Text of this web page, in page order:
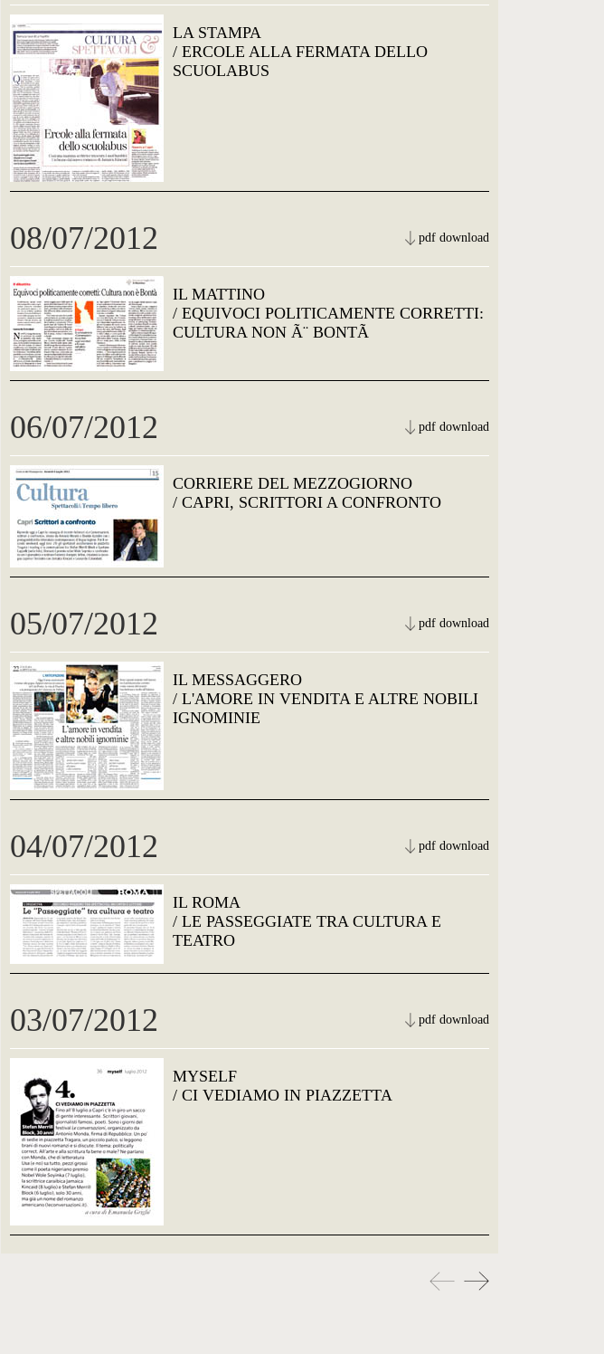
LA STAMPA
/ ERCOLE ALLA FERMATA DELLO
SCUOLABUS
08/07/2012 pdf download
IL MATTINO
/ EQUIVOCI POLITICAMENTE CORRETTI:
CULTURA NON Ã¨ BONTÃ
06/07/2012 pdf download
CORRIERE DEL MEZZOGIORNO
/ CAPRI, SCRITTORI A CONFRONTO
05/07/2012 pdf download
IL MESSAGGERO
/ L'AMORE IN VENDITA E ALTRE NOBILI
IGNOMINIE
04/07/2012 pdf download
IL ROMA
/ LE PASSEGGIATE TRA CULTURA E
TEATRO
03/07/2012 pdf download
MYSELF
/ CI VEDIAMO IN PIAZZETTA